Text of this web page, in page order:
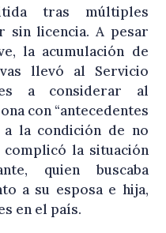
tras múltiples
sin licencia. A pesar
la acumulación de
llevó al Servicio
a considerar al
con “antecedentes
a la condición de no
complicó la situación
quien buscaba
a su esposa e hija,
en el país.